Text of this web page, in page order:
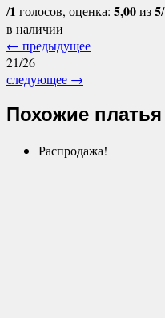
/1 голосов, оценка: 5,00из5/
в наличии
← предыдущее
21/26
следующее →
Похожие платья
Распродажа!